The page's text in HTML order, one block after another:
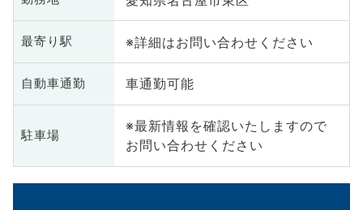
最寄り駅 ※詳細はお問い合わせください
自動車通勤 車通勤可能
駐車場
※最新情報を確認いたしますので
お問い合わせください